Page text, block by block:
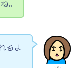
。
るよ